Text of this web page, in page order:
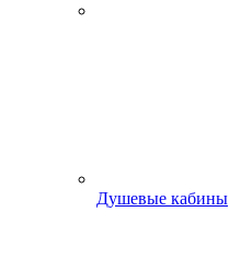
Душевые кабины